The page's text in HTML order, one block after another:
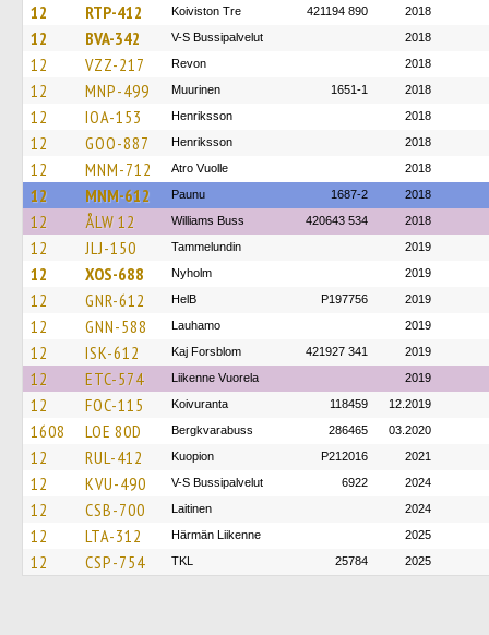
12 RTP-412 Koiviston Tre 421194 890 2018
12 BVA-342 V-S Bussipalvelut 2018
12 VZZ-217 Revon 2018
12 MNP-499 Muurinen 1651-1 2018
12 IOA-153 Henriksson 2018
12 GOO-887 Henriksson 2018
12 MNM-712 Atro Vuolle 2018
12 MNM-612 Paunu 1687-2 2018
12 ÅLW 12 Williams Buss 420643 534 2018
12 JLJ-150 Tammelundin 2019
12 XOS-688 Nyholm 2019
12 GNR-612 HelB P197756 2019
12 GNN-588 Lauhamo 2019
12 ISK-612 Kaj Forsblom 421927 341 2019
12 ETC-574 Liikenne Vuorela 2019
12 FOC-115 Koivuranta 118459 12.2019
1608 LOE 80D Bergkvarabuss 286465 03.2020
12 RUL-412 Kuopion P212016 2021
12 KVU-490 V-S Bussipalvelut 6922 2024
12 CSB-700 Laitinen 2024
12 LTA-312 Härmän Liikenne 2025
12 CSP-754 TKL 25784 2025